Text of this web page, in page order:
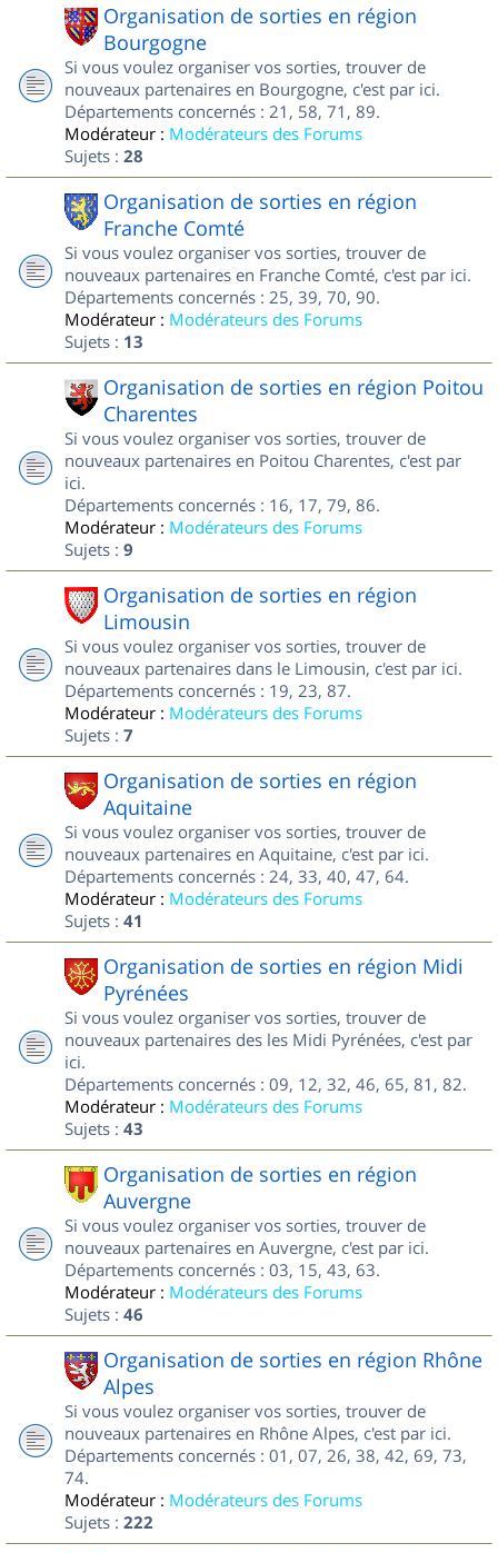
Organisation de sorties en région
Bourgogne
Si vous voulez organiser vos sorties, trouver de
nouveaux partenaires en Bourgogne, c'est par ici.
Départements concernés : 21, 58, 71, 89.
Modérateur : Modérateurs des Forums
Sujets : 28
Organisation de sorties en région
Franche Comté
Si vous voulez organiser vos sorties, trouver de
nouveaux partenaires en Franche Comté, c'est par ici.
Départements concernés : 25, 39, 70, 90.
Modérateur : Modérateurs des Forums
Sujets : 13
Organisation de sorties en région Poitou
Charentes
Si vous voulez organiser vos sorties, trouver de
nouveaux partenaires en Poitou Charentes, c'est par
ici.
Départements concernés : 16, 17, 79, 86.
Modérateur : Modérateurs des Forums
Sujets : 9
Organisation de sorties en région
Limousin
Si vous voulez organiser vos sorties, trouver de
nouveaux partenaires dans le Limousin, c'est par ici.
Départements concernés : 19, 23, 87.
Modérateur : Modérateurs des Forums
Sujets : 7
Organisation de sorties en région
Aquitaine
Si vous voulez organiser vos sorties, trouver de
nouveaux partenaires en Aquitaine, c'est par ici.
Départements concernés : 24, 33, 40, 47, 64.
Modérateur : Modérateurs des Forums
Sujets : 41
Organisation de sorties en région Midi
Pyrénées
Si vous voulez organiser vos sorties, trouver de
nouveaux partenaires des les Midi Pyrénées, c'est par
ici.
Départements concernés : 09, 12, 32, 46, 65, 81, 82.
Modérateur : Modérateurs des Forums
Sujets : 43
Organisation de sorties en région
Auvergne
Si vous voulez organiser vos sorties, trouver de
nouveaux partenaires en Auvergne, c'est par ici.
Départements concernés : 03, 15, 43, 63.
Modérateur : Modérateurs des Forums
Sujets : 46
Organisation de sorties en région Rhône
Alpes
Si vous voulez organiser vos sorties, trouver de
nouveaux partenaires en Rhône Alpes, c'est par ici.
Départements concernés : 01, 07, 26, 38, 42, 69, 73,
74.
Modérateur : Modérateurs des Forums
Sujets : 222